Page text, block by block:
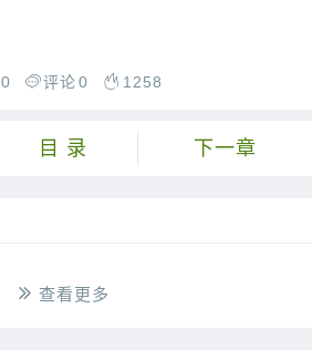
0 评论0 1258
目 录 下一章
查看更多